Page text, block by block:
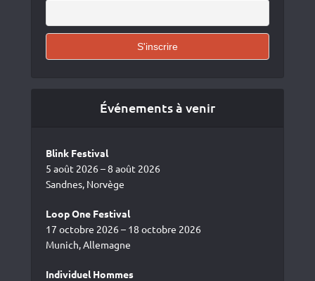
Événements à venir
Blink Festival
5 août 2026 – 8 août 2026
Sandnes, Norvège
Loop One Festival
17 octobre 2026 – 18 octobre 2026
Munich, Allemagne
Individuel Hommes